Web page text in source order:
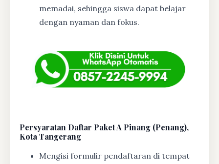
memadai, sehingga siswa dapat belajar
dengan nyaman dan fokus.
Persyaratan Daftar Paket A Pinang (Penang),
Kota Tangerang
Mengisi formulir pendaftaran di tempat